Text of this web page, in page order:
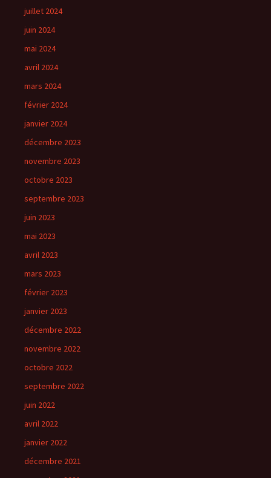
juillet 2024
juin 2024
mai 2024
avril 2024
mars 2024
février 2024
janvier 2024
décembre 2023
novembre 2023
octobre 2023
septembre 2023
juin 2023
mai 2023
avril 2023
mars 2023
février 2023
janvier 2023
décembre 2022
novembre 2022
octobre 2022
septembre 2022
juin 2022
avril 2022
janvier 2022
décembre 2021